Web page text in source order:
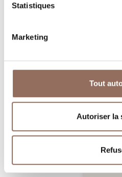
Statistiques
Marketing
Tout
Autoriser la
Entrant